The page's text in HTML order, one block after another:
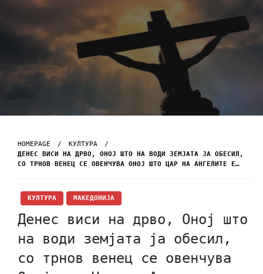
HOMEPAGE
КУЛТУРА
ДЕНЕС ВИСИ НА ДРВО, ОНОЈ ШТО НА ВОДИ ЗЕМЈАТА ЈА ОБЕСИЛ,
СО ТРНОВ ВЕНЕЦ СЕ ОВЕНЧУВА ОНОЈ ШТО ЦАР НА АНГЕЛИТЕ Е…
КУЛТУРА МАКЕДОНИЈА
Денес виси на дрво, Оној што
на води земјата ја обесил,
со трнов венец се овенчува